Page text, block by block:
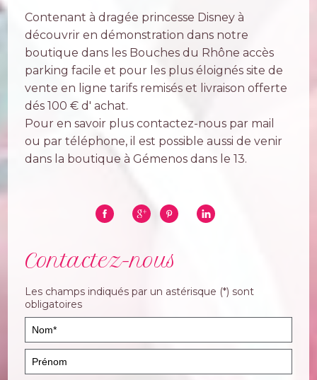
Contenant à dragée princesse Disney à
découvrir en démonstration dans notre
boutique dans les Bouches du Rhône accès
parking facile et pour les plus éloignés site de
vente en ligne tarifs remisés et livraison offerte
dés 100 € d' achat.
Pour en savoir plus contactez-nous par mail
ou par téléphone, il est possible aussi de venir
dans la boutique à Gémenos dans le 13.
Contactez-nous
Les champs indiqués par un astérisque (*) sont
obligatoires